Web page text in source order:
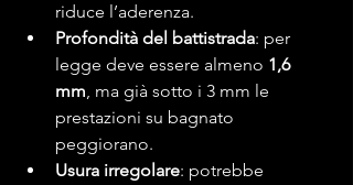
riduce l’aderenza.
Profondità del battistrada: per
legge deve essere almeno 1,6
mm, ma già sotto i 3 mm le
prestazioni su bagnato
peggiorano.
Usura irregolare: potrebbe